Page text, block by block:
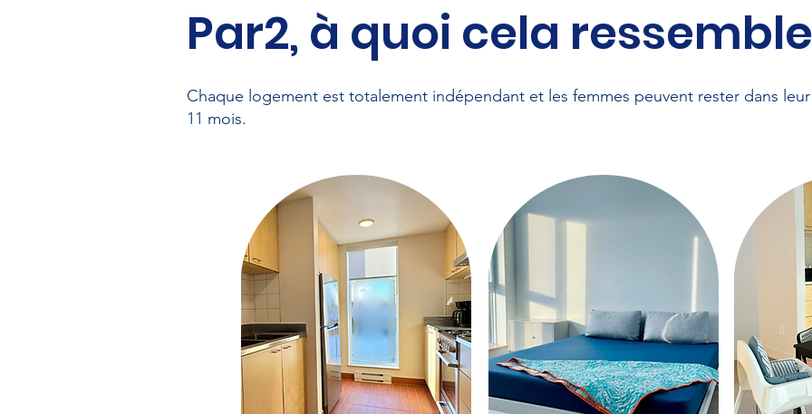
Par2, à quoi cela
Chaque logement est totalement indépendant et les femmes peuvent rester dans
11 mois.